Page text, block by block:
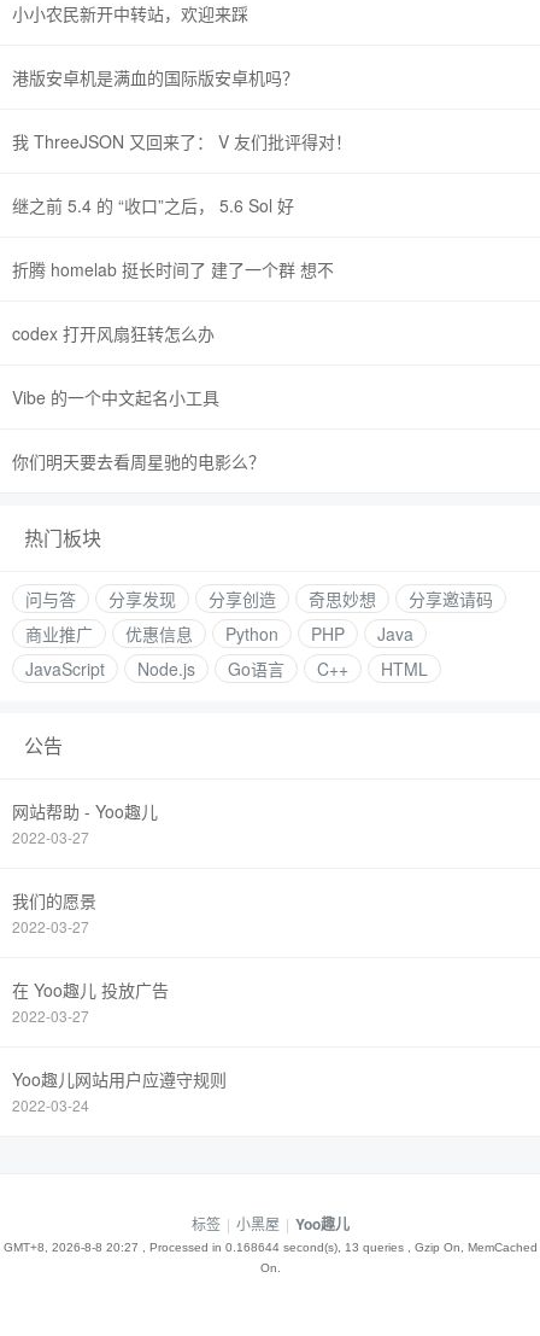
小小农民新开中转站，欢迎来踩
港版安卓机是满血的国际版安卓机吗？
我 ThreeJSON 又回来了： V 友们批评得对！
继之前 5.4 的 “收口”之后， 5.6 Sol 好
折腾 homelab 挺长时间了 建了一个群 想不
codex 打开风扇狂转怎么办
Vibe 的一个中文起名小工具
你们明天要去看周星驰的电影么？
热门板块
问与答 分享发现 分享创造 奇思妙想
分享邀请码
商业推广
优惠信息 Python PHP
Java
JavaScript
Node.js Go语言 C++ HTML
公告
网站帮助 - Yoo趣儿
2022-03-27
我们的愿景
2022-03-27
在 Yoo趣儿 投放广告
2022-03-27
Yoo趣儿网站用户应遵守规则
2022-03-24
标签 | 小黑屋 | Yoo趣儿
GMT+8, 2026-8-8 20:27 , Processed in 0.168644 second(s), 13 queries , Gzip On, MemCached
On.